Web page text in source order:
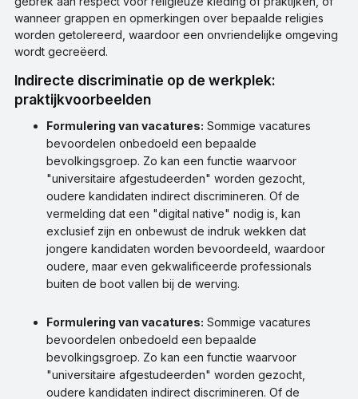
wanneer grappen en opmerkingen over bepaalde religies
worden getolereerd, waardoor een onvriendelijke omgeving
wordt gecreëerd.
Indirecte discriminatie op de werkplek:
praktijkvoorbeelden
Formulering van vacatures: Sommige vacatures
bevoordelen onbedoeld een bepaalde
bevolkingsgroep. Zo kan een functie waarvoor
"universitaire afgestudeerden" worden gezocht,
oudere kandidaten indirect discrimineren. Of de
vermelding dat een "digital native" nodig is, kan
exclusief zijn en onbewust de indruk wekken dat
jongere kandidaten worden bevoordeeld, waardoor
oudere, maar even gekwalificeerde professionals
buiten de boot vallen bij de werving.
Formulering van vacatures: Sommige vacatures
bevoordelen onbedoeld een bepaalde
bevolkingsgroep. Zo kan een functie waarvoor
"universitaire afgestudeerden" worden gezocht,
oudere kandidaten indirect discrimineren. Of de